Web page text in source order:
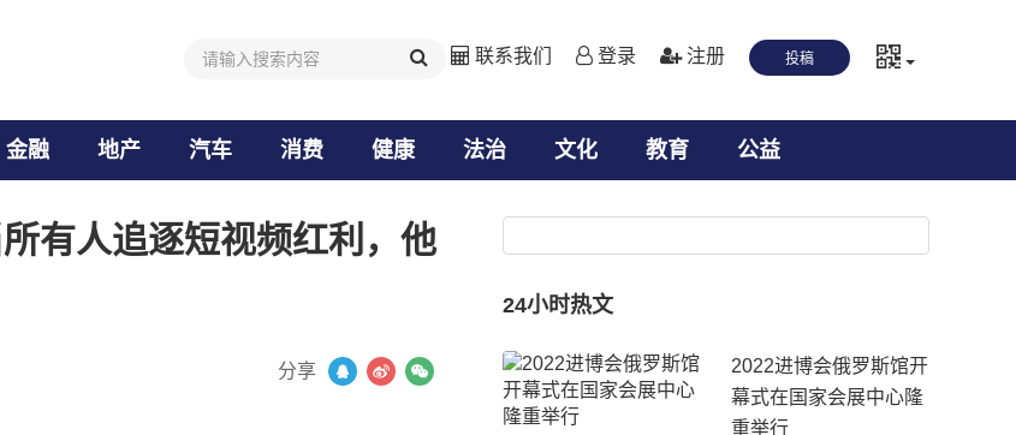
联系我们 登录 注册 投稿
金融 地产 汽车 消费 健康 法治 文化 教育 公益
有人追逐短视频红利，他
分享
24小时热文
2022进博会俄罗斯馆开
幕式在国家会展中心隆
重举行